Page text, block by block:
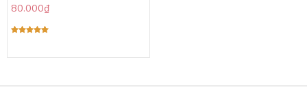
80.000₫
5 sao